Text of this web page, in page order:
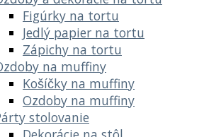
Figúrky na tortu
Jedlý papier na tortu
Zápichy na tortu
na muffiny
Košíčky na muffiny
Ozdoby na muffiny
stolovanie